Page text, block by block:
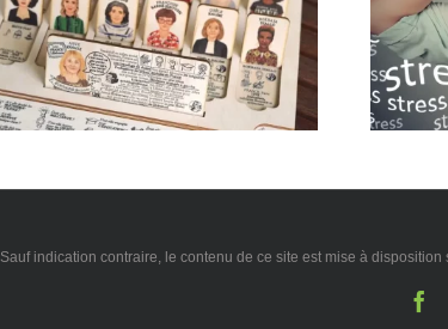
Sauf indication contraire, le contenu de ce site est mise à disposition